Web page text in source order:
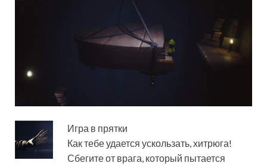
Игра в прятки
Как тебе удается ускользать, хитрюга!
Сбегите от врага, который пытается